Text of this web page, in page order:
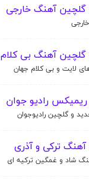
آهنگ خارجی
آهنگ بی کلام
لایت و بی کلام جهان
رادیو جوان
و گلچین رادیوجوان
ترکی و آذری
شاد و غمگین ترکیه ای